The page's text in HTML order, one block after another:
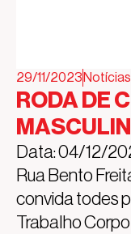
29/11/2023Notícias
RODA DE
Data: 04/12/
Rua Bento
convida todes
Trabalho